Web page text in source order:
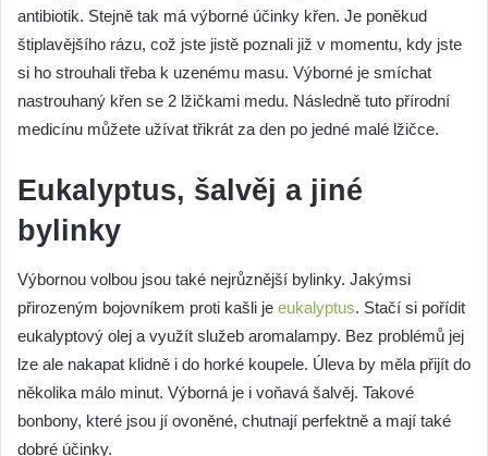
antibiotik. Stejně tak má výborné účinky křen. Je poněkud
štiplavějšího rázu, což jste jistě poznali již v momentu, kdy jste
si ho strouhali třeba k uzenému masu. Výborné je smíchat
nastrouhaný křen se 2 lžičkami medu. Následně tuto přírodní
medicínu můžete užívat třikrát za den po jedné malé lžičce.
Eukalyptus, šalvěj a jiné
bylinky
Výbornou volbou jsou také nejrůznější bylinky. Jakýmsi
přirozeným bojovníkem proti kašli je eukalyptus. Stačí si pořídit
eukalyptový olej a využít služeb aromalampy. Bez problémů jej
lze ale nakapat klidně i do horké koupele. Úleva by měla přijít do
několika málo minut. Výborná je i voňavá šalvěj. Takové
bonbony, které jsou jí ovoněné, chutnají perfektně a mají také
dobré účinky.